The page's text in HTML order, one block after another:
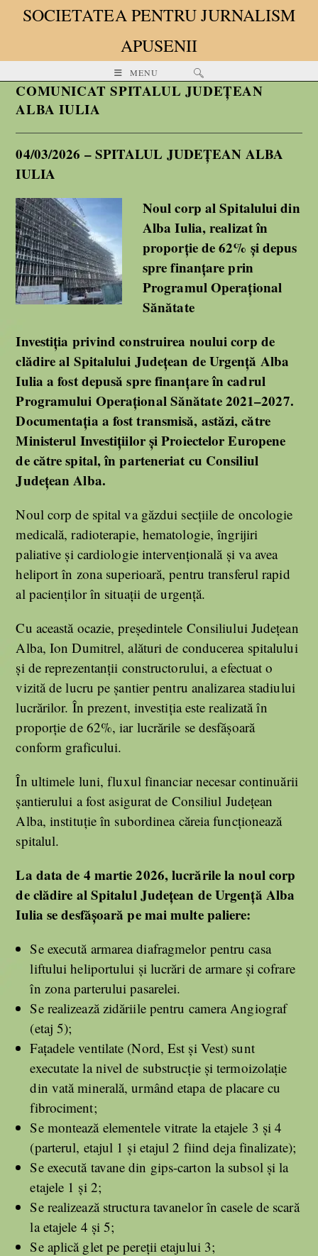
SOCIETATEA PENTRU JURNALISM
APUSENII
MENU
COMUNICAT SPITALUL JUDEȚEAN
ALBA IULIA
04/03/2026 – SPITALUL JUDEȚEAN ALBA
IULIA
Noul corp al Spitalului din
Alba Iulia, realizat în
proporție de 62% și depus
spre finanțare prin
Programul Operațional
Sănătate
Investiția privind construirea noului corp de
clădire al Spitalului Județean de Urgență Alba
Iulia a fost depusă spre finanțare în cadrul
Programului Operațional Sănătate 2021–2027.
Documentația a fost transmisă, astăzi, către
Ministerul Investițiilor și Proiectelor Europene
de către spital, în parteneriat cu Consiliul
Județean Alba.
Noul corp de spital va găzdui secțiile de oncologie
medicală, radioterapie, hematologie, îngrijiri
paliative și cardiologie intervențională și va avea
heliport în zona superioară, pentru transferul rapid
al pacienților în situații de urgență.
Cu această ocazie, președintele Consiliului Județean
Alba, Ion Dumitrel, alături de conducerea spitalului
și de reprezentanții constructorului, a efectuat o
vizită de lucru pe șantier pentru analizarea stadiului
lucrărilor. În prezent, investiția este realizată în
proporție de 62%, iar lucrările se desfășoară
conform graficului.
În ultimele luni, fluxul financiar necesar continuării
șantierului a fost asigurat de Consiliul Județean
Alba, instituție în subordinea căreia funcționează
spitalul.
La data de 4 martie 2026, lucrările la noul corp
de clădire al Spitalul Județean de Urgență Alba
Iulia se desfășoară pe mai multe paliere:
Se execută armarea diafragmelor pentru casa
liftului heliportului și lucrări de armare și cofrare
în zona parterului pasarelei.
Se realizează zidăriile pentru camera Angiograf
(etaj 5);
Fațadele ventilate (Nord, Est și Vest) sunt
executate la nivel de substrucție și termoizolație
din vată minerală, urmând etapa de placare cu
fibrociment;
Se montează elementele vitrate la etajele 3 și 4
(parterul, etajul 1 și etajul 2 fiind deja finalizate);
Se execută tavane din gips-carton la subsol și la
etajele 1 și 2;
Se realizează structura tavanelor în casele de scară
la etajele 4 și 5;
Se aplică glet pe pereții etajului 3;